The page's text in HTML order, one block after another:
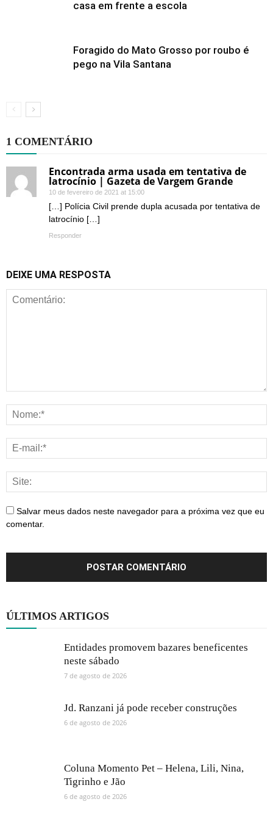
casa em frente a escola
Foragido do Mato Grosso por roubo é
pego na Vila Santana
1 COMENTÁRIO
Encontrada arma usada em tentativa de
latrocínio | Gazeta de Vargem Grande
10 de fevereiro de 2021 at 15:00
[…] Polícia Civil prende dupla acusada por tentativa de
latrocínio […]
Responder
DEIXE UMA RESPOSTA
Salvar meus dados neste navegador para a próxima vez que eu
comentar.
ÚLTIMOS ARTIGOS
Entidades promovem bazares beneficentes
neste sábado
7 de agosto de 2026
Jd. Ranzani já pode receber construções
6 de agosto de 2026
Coluna Momento Pet – Helena, Lili, Nina,
Tigrinho e Jão
6 de agosto de 2026